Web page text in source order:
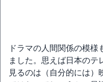
ドラマの人間関係の模様
ました。思えば日本のテ
見るのは（自分的には）